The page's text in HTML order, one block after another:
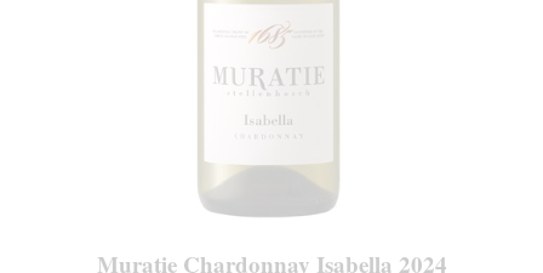
Muratie Chardonnay Isabella 2024